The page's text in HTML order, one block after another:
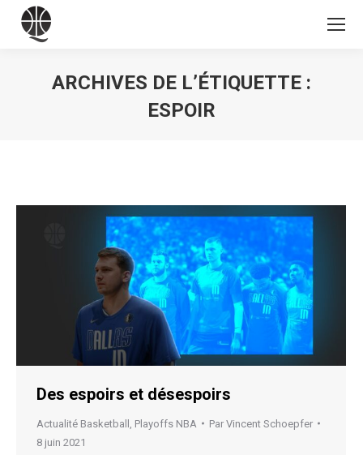
ARCHIVES DE L’ÉTIQUETTE :
ESPOIR
Des espoirs et désespoirs
Actualité Basketball Playoffs NBA Par Vincent Schoepfer
8 juin 2021